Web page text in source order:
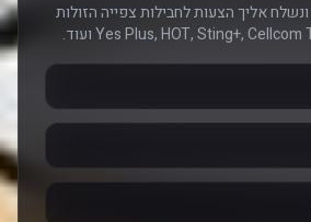
אליך הצעות לחבילות צפייה הזולות